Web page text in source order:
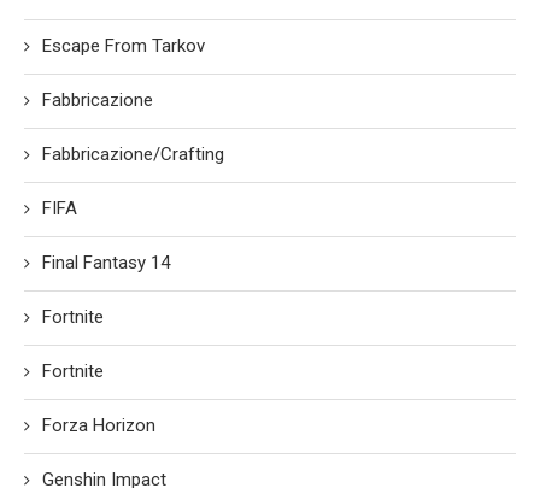
Escape From Tarkov
Fabbricazione
Fabbricazione/Crafting
FIFA
Final Fantasy 14
Fortnite
Fortnite
Forza Horizon
Genshin Impact